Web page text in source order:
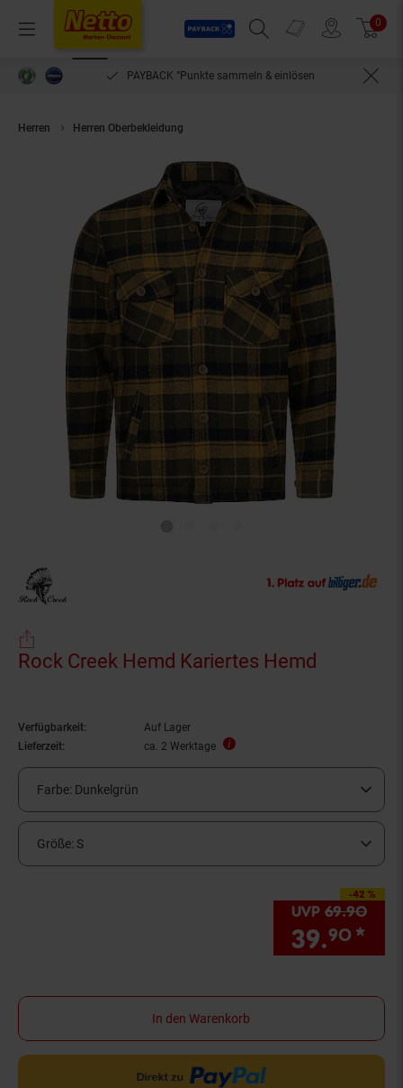
Menü
Payback
Suchfeld einblenden
Prospekte 0
PAYBACK °Punkte sammeln & einlösen
Herren Herren Oberbekleidung
Rock Creek Hemd Kariertes Hemd
Verfügbarkeit:
Auf Lager
Lieferzeit:
ca. 2 Werktage
Farbe: Dunkelgrün
Größe: S
-42 %
Sie Sparen 42
UVP 69.90
39.90 *
In den Warenkorb